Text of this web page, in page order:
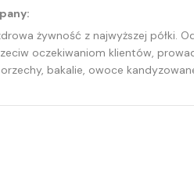
żywność z najwyższej półki.
oczekiwaniom klientów,
bakalie, owoce